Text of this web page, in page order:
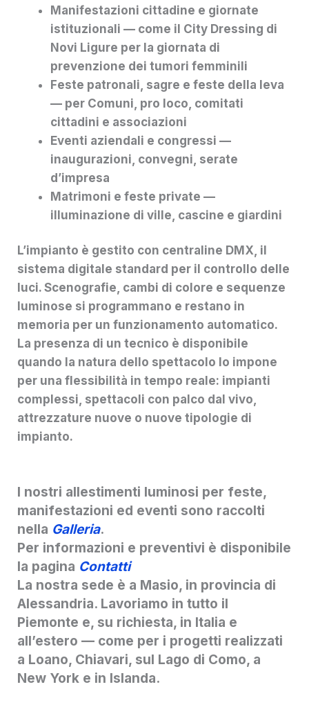
Manifestazioni cittadine e giornate
istituzionali — come il City Dressing di
Novi Ligure per la giornata di
prevenzione dei tumori femminili
Feste patronali, sagre e feste della leva
— per Comuni, pro loco, comitati
cittadini e associazioni
Eventi aziendali e congressi —
inaugurazioni, convegni, serate
d’impresa
Matrimoni e feste private —
illuminazione di ville, cascine e giardini
L’impianto è gestito con centraline DMX, il
sistema digitale standard per il controllo delle
luci. Scenografie, cambi di colore e sequenze
luminose si programmano e restano in
memoria per un funzionamento automatico.
La presenza di un tecnico è disponibile
quando la natura dello spettacolo lo impone
per una flessibilità in tempo reale: impianti
complessi, spettacoli con palco dal vivo,
attrezzature nuove o nuove tipologie di
impianto.
I nostri allestimenti luminosi per feste,
manifestazioni ed eventi sono raccolti
nella Galleria.
Per informazioni e preventivi è disponibile
la pagina Contatti
La nostra sede è a Masio, in provincia di
Alessandria. Lavoriamo in tutto il
Piemonte e, su richiesta, in Italia e
all’estero — come per i progetti realizzati
a Loano, Chiavari, sul Lago di Como, a
New York e in Islanda.